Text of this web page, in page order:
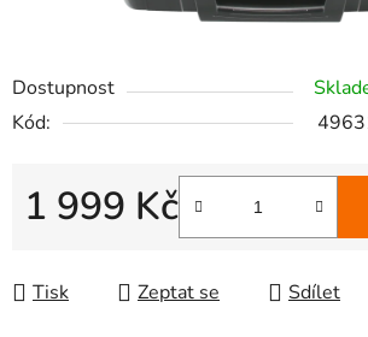
Dostupnost
Kód:
1 999 Kč
Tisk Zeptat se Sdílet